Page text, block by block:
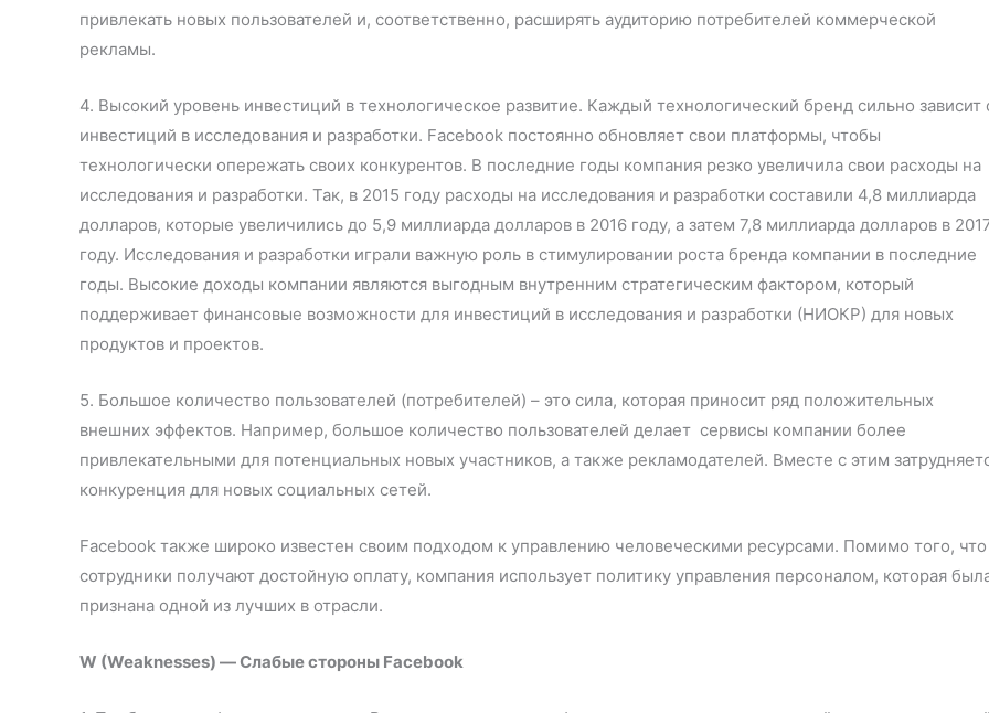
привлекать новых пользователей и, соответственно, расширять аудиторию потребителей коммерческой
рекламы.
4. Высокий уровень инвестиций в технологическое развитие. Каждый технологический бренд сильно зависит
инвестиций в исследования и разработки. Facebook постоянно обновляет свои платформы, чтобы
технологически опережать своих конкурентов. В последние годы компания резко увеличила свои расходы на
исследования и разработки. Так, в 2015 году расходы на исследования и разработки составили 4,8 миллиарда
долларов, которые увеличились до 5,9 миллиарда долларов в 2016 году, а затем 7,8 миллиарда долларов в
году. Исследования и разработки играли важную роль в стимулировании роста бренда компании в последние
годы. Высокие доходы компании являются выгодным внутренним стратегическим фактором, который
поддерживает финансовые возможности для инвестиций в исследования и разработки (НИОКР) для новых
продуктов и проектов.
5. Большое количество пользователей (потребителей) – это сила, которая приносит ряд положительных
внешних эффектов. Например, большое количество пользователей делает сервисы компании более
привлекательными для потенциальных новых участников, а также рекламодателей. Вместе с этим
конкуренция для новых социальных сетей.
Facebook также широко известен своим подходом к управлению человеческими ресурсами. Помимо того, что
сотрудники получают достойную оплату, компания использует политику управления персоналом, которая
признана одной из лучших в отрасли.
W (Weaknesses) — Слабые стороны Facebook